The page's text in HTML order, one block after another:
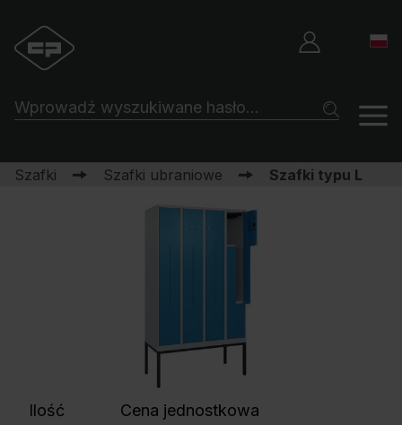
Szafki Szafki ubraniowe Szafki typu L
Ilość Cena jednostkowa